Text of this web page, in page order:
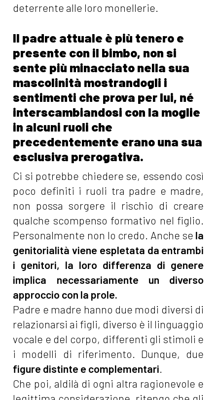
deterrente alle loro monellerie.
Il padre attuale è più tenero e
presente con il bimbo, non si
sente più minacciato nella sua
mascolinità mostrandogli i
sentimenti che prova per lui, né
interscambiandosi con la moglie
in alcuni ruoli che
precedentemente erano una sua
esclusiva prerogativa.
Ci si potrebbe chiedere se, essendo così
poco definiti i ruoli tra padre e madre,
non possa sorgere il rischio di creare
qualche scompenso formativo nel figlio.
Personalmente non lo credo. Anche se la
genitorialità viene espletata da entrambi
i genitori, la loro differenza di genere
implica necessariamente un diverso
approccio con la prole.
Padre e madre hanno due modi diversi di
relazionarsi ai figli, diverso è il linguaggio
vocale e del corpo, differenti gli stimoli e
i modelli di riferimento. Dunque, due
figure distinte e complementari.
Che poi, aldilà di ogni altra ragionevole e